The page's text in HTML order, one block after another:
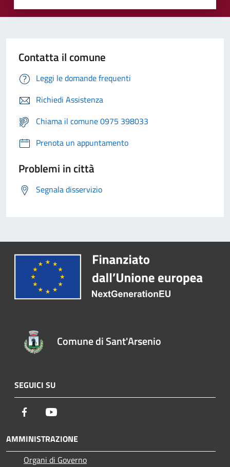
Contatta il comune
Leggi le domande frequenti
Richiedi Assistenza
Chiama il comune 0975 398033
Prenota un appuntamento
Problemi in città
Segnala disservizio
Comune di Sant'Arsenio
SEGUICI SU
Facebook
AMMINISTRAZIONE
Organi di Governo